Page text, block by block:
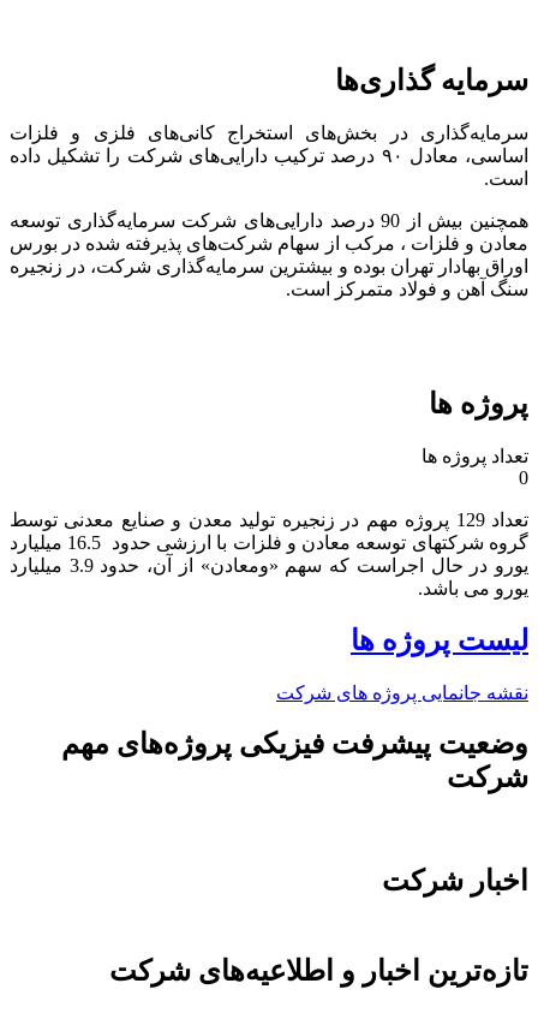
سرمایه گذاری‌ها
سرمایه‌گذاری در بخش‌های استخراج کانی‌های فلزی و فلزات
اساسی، معادل ۹۰ درصد ترکیب دارایی‌های شرکت را تشکیل داده
است.
همچنین بیش از 90 درصد دارایی‌های شرکت سرمایه‌گذاری توسعه
معادن و فلزات ، مرکب از سهام شرکت‌های پذیرفته شده در بورس
اوراق بهادار تهران بوده و بیشترین سرمایه‌گذاری شرکت، در زنجیره
سنگ آهن و فولاد متمرکز است.
پروژه ها
تعداد پروژه ها
0
تعداد 129 پروژه مهم در زنجیره تولید معدن و صنایع معدنی توسط
گروه شرکتهای توسعه معادن و فلزات با ارزشی حدود 16.5 میلیارد
یورو در حال اجراست که سهم «ومعادن» از آن، حدود 3.9 میلیارد
یورو می باشد.​
لیست پروژه ها
نقشه جانمایی پروژه های شرکت
وضعیت پیشرفت فیزیکی پروژه‌های مهم
شرکت
اخبار شرکت
تازه‌ترین اخبار و اطلاعیه‌های شرکت